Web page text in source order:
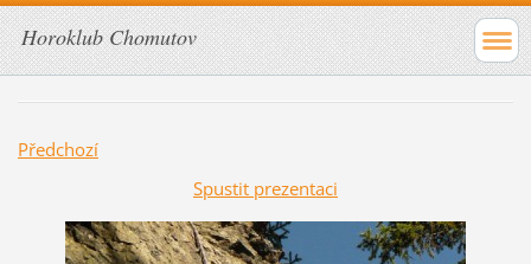
Horoklub Chomutov
Předchozí
Spustit prezentaci